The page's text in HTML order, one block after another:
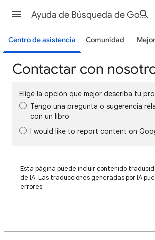
Ayuda de Búsqueda de Google
Centro de asistencia Comunidad
Contactar con
Elige la opción que mejor describa tu
Tengo una pregunta o sugerencia
con un libro
I would like to report content on
Esta página puede incluir contenido
de IA. Las traducciones generadas por IA
errores.